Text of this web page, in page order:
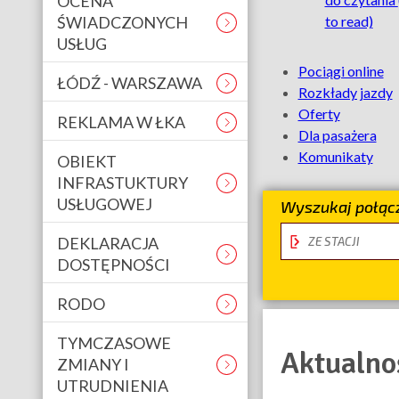
ŚWIADCZONYCH
USŁUG
ŁÓDŹ - WARSZAWA
REKLAMA W ŁKA
OBIEKT
INFRASTUKTURY
USŁUGOWEJ
DEKLARACJA
DOSTĘPNOŚCI
RODO
TYMCZASOWE
ZMIANY I
UTRUDNIENIA
to read)
skróty
Pociągi online
Rozkłady jazdy
Oferty
Dla pasażera
Komunikaty
Wyszukaj
stacja
odjazdu